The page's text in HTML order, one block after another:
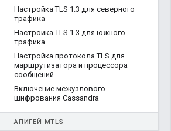
Настройка TLS 1 .3 для северного
трафика
Настройка TLS 1 .3 для южного
трафика
Настройка протокола TLS для
маршрутизатора и процессора
сообщений
Включение межузлового
шифрования Cassandra
АПИГЕЙ MTLS